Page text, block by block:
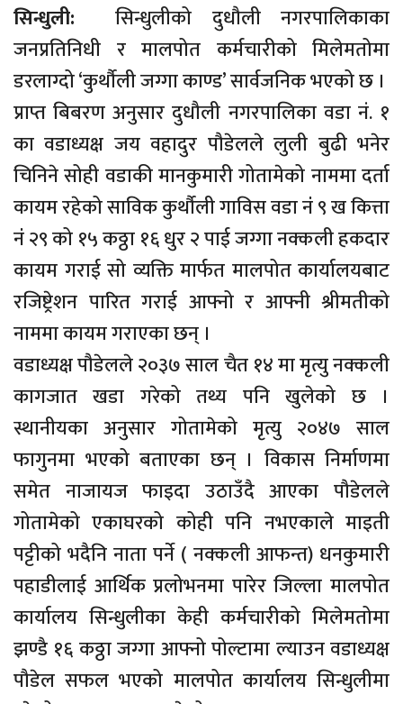
सिन्धुली:
सिन्धुलीको दुधौली नगरपालिकाका
जनप्रतिनिधी र मालपोत कर्मचारीको मिलेमतोमा
डरलाग्दो ‘कुर्थौली जग्गा काण्ड’ सार्वजनिक भएको छ ।
प्राप्त बिबरण अनुसार दुधौली नगरपालिका वडा नं. १
का वडाध्यक्ष जय वहादुर पौडेलले लुली बुढी भनेर
चिनिने सोही वडाकी मानकुमारी गोतामेको नाममा दर्ता
कायम रहेको साविक कुर्थौली गाविस वडा नंं ९ ख कित्ता
नंं २९ को १५ कठ्ठा १६ धुर २ पाई जग्गा नक्कली हकदार
कायम गराई सो व्यक्ति मार्फत मालपोत कार्यालयबाट
रजिष्ट्रेशन पारित गराई आफ्नो र आफ्नी श्रीमतीको
नाममा कायम गराएका छन् ।
वडाध्यक्ष पौडेलले २०३७ साल चैत १४ मा मृत्यु नक्कली
कागजात खडा गरेको तथ्य पनि खुलेको छ ।
स्थानीयका अनुसार गोतामेको मृत्यु २०४७ साल
फागुनमा भएको बताएका छन् । विकास निर्माणमा
समेत नाजायज फाइदा उठाउँदै आएका पौडेलले
गोतामेको एकाघरको कोही पनि नभएकाले माइती
पट्टीको भदैनि नाता पर्ने ( नक्कली आफन्त) धनकुमारी
पहाडीलाई आर्थिक प्रलोभनमा पारेर जिल्ला मालपोत
कार्यालय सिन्धुलीका केही कर्मचारीको मिलेमतोमा
झण्डै १६ कठ्ठा जग्गा आफ्नो पोल्टामा ल्याउन वडाध्यक्ष
पौडेल सफल भएको मालपोत कार्यालय सिन्धुलीमा